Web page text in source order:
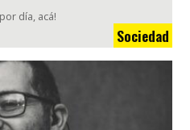
día, acá!
Sociedad